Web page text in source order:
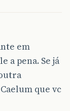
em
a pena. Se já
que vc